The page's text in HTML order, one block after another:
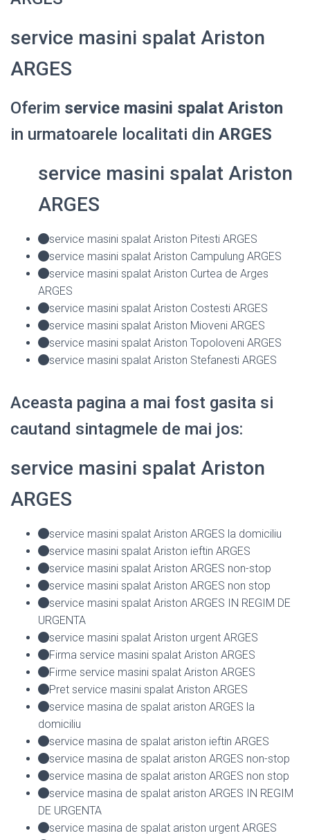
service masini spalat Ariston
ARGES
Oferim service masini spalat Ariston
in urmatoarele localitati din ARGES
service masini spalat Ariston
ARGES
service masini spalat Ariston Pitesti ARGES
service masini spalat Ariston Campulung ARGES
service masini spalat Ariston Curtea de Arges
ARGES
service masini spalat Ariston Costesti ARGES
service masini spalat Ariston Mioveni ARGES
service masini spalat Ariston Topoloveni ARGES
service masini spalat Ariston Stefanesti ARGES
Aceasta pagina a mai fost gasita si
cautand sintagmele de mai jos:
service masini spalat Ariston
ARGES
service masini spalat Ariston ARGES la domiciliu
service masini spalat Ariston ieftin ARGES
service masini spalat Ariston ARGES non-stop
service masini spalat Ariston ARGES non stop
service masini spalat Ariston ARGES IN REGIM DE
URGENTA
service masini spalat Ariston urgent ARGES
Firma service masini spalat Ariston ARGES
Firme service masini spalat Ariston ARGES
Pret service masini spalat Ariston ARGES
service masina de spalat ariston ARGES la
domiciliu
service masina de spalat ariston ieftin ARGES
service masina de spalat ariston ARGES non-stop
service masina de spalat ariston ARGES non stop
service masina de spalat ariston ARGES IN REGIM
DE URGENTA
service masina de spalat ariston urgent ARGES